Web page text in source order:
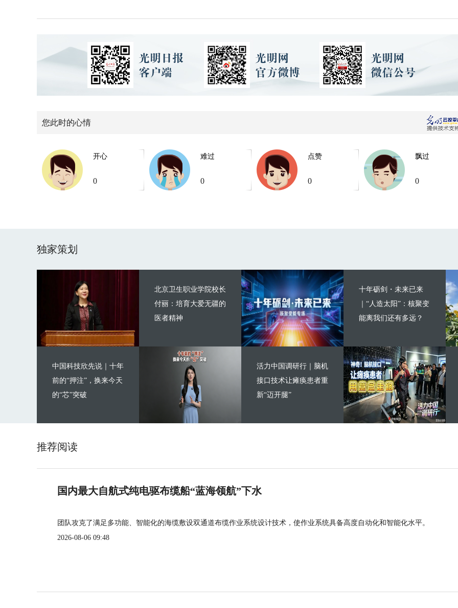
您此时的心情
开心
0
难过
0
点赞
0
飘过
0
独家策划
北京卫生职业学院校长
付丽：培育大爱无疆的
医者精神
中国科技欣先说｜十年
前的“押注”，换来今天
的“芯”突破
十年砺剑・未来已来
｜“人造太阳”：核聚变
能离我们还有多远？
活力中国调研行｜脑机
接口技术让瘫痪患者重
新“迈开腿”
推荐阅读
国内最大自航式纯电驱布缆船“蓝海领航”下水
团队攻克了满足多功能、智能化的海缆敷设双通道布缆作业系统设计技术，使作业系统具备高度自动化和智能化水平。
2026-08-06 09:48